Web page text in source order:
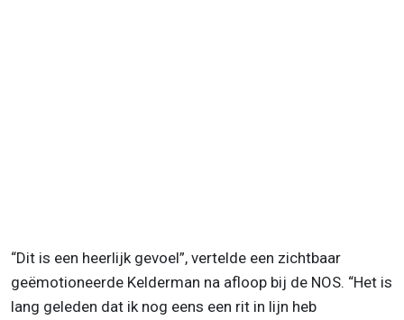
“Dit is een heerlijk gevoel”, vertelde een zichtbaar
geëmotioneerde Kelderman na afloop bij de NOS. “Het is
lang geleden dat ik nog eens een rit in lijn heb